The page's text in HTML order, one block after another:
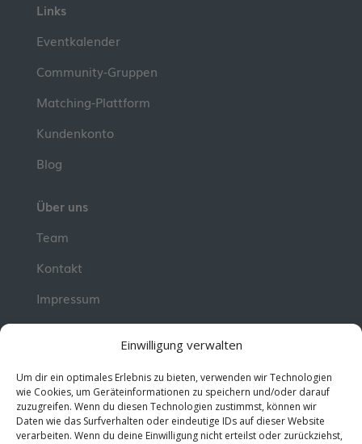
Einwilligung verwalten
Um dir ein optimales Erlebnis zu bieten, verwenden wir Technologien
wie Cookies, um Geräteinformationen zu speichern und/oder darauf
zuzugreifen. Wenn du diesen Technologien zustimmst, können wir
Daten wie das Surfverhalten oder eindeutige IDs auf dieser Website
verarbeiten. Wenn du deine Einwilligung nicht erteilst oder zurückziehst,
Links
Eventkalender
Community-Gruppen
Matching-Plattform
Kundenkonto
Blog
Über uns
Team
Kontakt
Impressum
Erhalte jeden Dienstag wertvolle Impulse und
Wissen für deine berufliche Entwicklung.Jetzt
kostenlos abonnieren!